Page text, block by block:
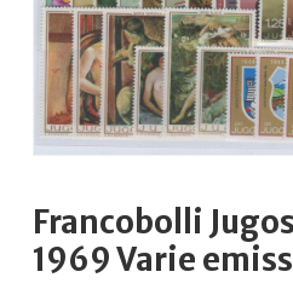
Francobolli
1969 Varie